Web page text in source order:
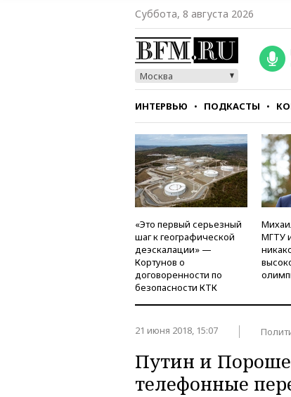
Суббота, 8 августа 2026
Москва
ИНТЕРВЬЮ ПОДКАСТЫ
СТИЛЬ ТЕСТЫ
«Это первый серьезный
шаг к географической
деэскалации» —
Кортунов о
договоренности по
безопасности КТК
МГТУ
21 июня 2018, 15:07
Путин и
телефонные